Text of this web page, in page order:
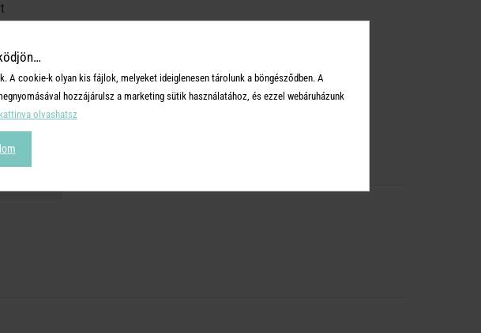
ruhával töröld át.
módot választasz ne az automatás átvételt válaszd.
A cookie-k olyan kis fájlok, melyeket ideiglenesen tárolunk a böngésződben. A
hozzájárulsz a marketing sütik használatához, és ezzel webáruházunk
olvashatsz